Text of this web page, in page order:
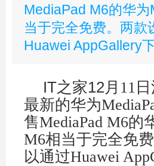
MediaPad M6的华
当于完全免费。两款
Huawei AppGallery
IT之家12月11
最新的华为
售MediaPad M6的
M6相当于完全免
以通过Huawei